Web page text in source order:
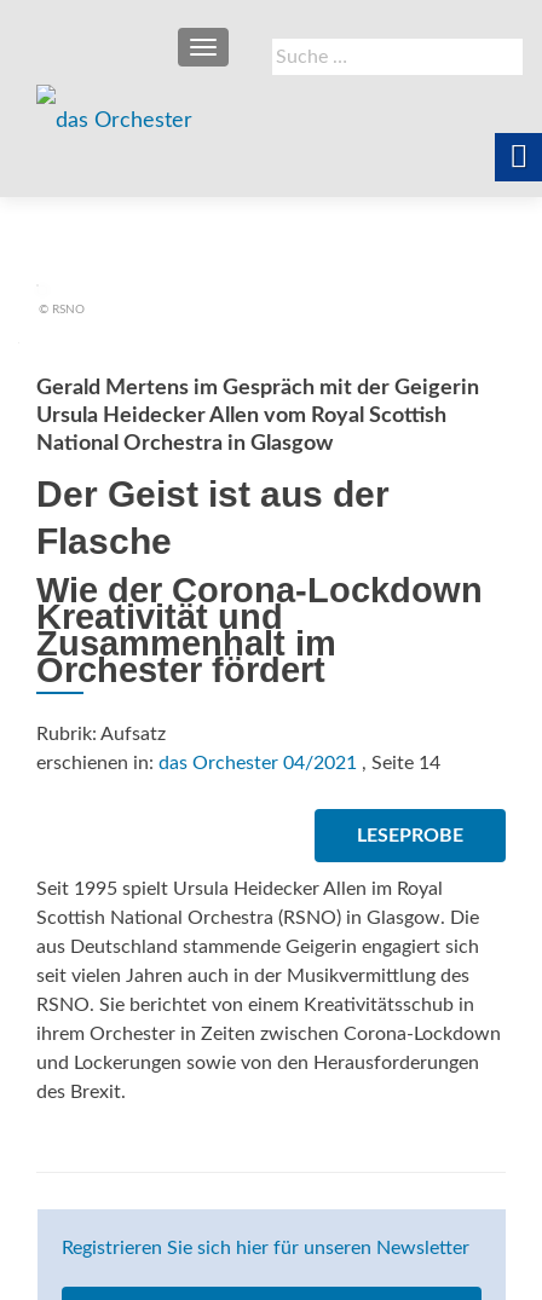
Suche
nach:
SCHALTE NAVIGATION
© RSNO
Gerald Mertens im Gespräch mit der Geigerin
Ursula Heidecker Allen vom Royal Scottish
National Orchestra in Glasgow
Der Geist ist aus der
Flasche
Wie der Corona-Lockdown
Kreativität und
Zusammenhalt im
Orchester fördert
Rubrik: Aufsatz
erschienen in: das Orchester 04/2021 , Seite 14
LESEPROBE
Seit 1995 spielt Ursula Heidecker Allen im Royal
Scottish National Orchestra (RSNO) in Glasgow. Die
aus Deutschland stammende Geigerin engagiert sich
seit vielen Jahren auch in der Musikvermittlung des
RSNO. Sie berichtet von einem Kreativitätsschub in
ihrem Orchester in Zeiten zwischen Corona-Lockdown
und Lockerungen sowie von den Herausforderungen
des Brexit.
Registrieren Sie sich hier für unseren Newsletter